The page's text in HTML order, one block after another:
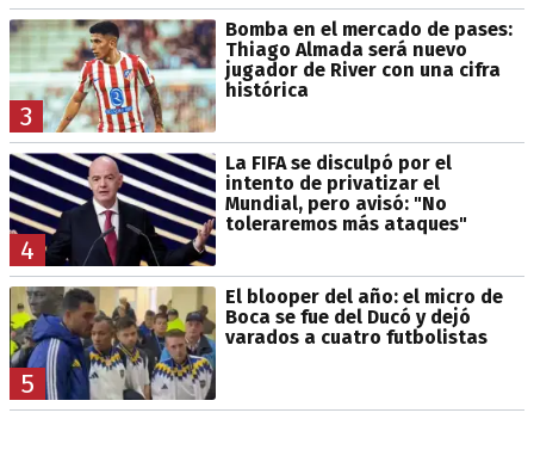
3
Bomba en el mercado de pases:
Thiago Almada será nuevo
jugador de River con una cifra
histórica
4
La FIFA se disculpó por el
intento de privatizar el
Mundial, pero avisó: "No
toleraremos más ataques"
5
El blooper del año: el micro de
Boca se fue del Ducó y dejó
varados a cuatro futbolistas